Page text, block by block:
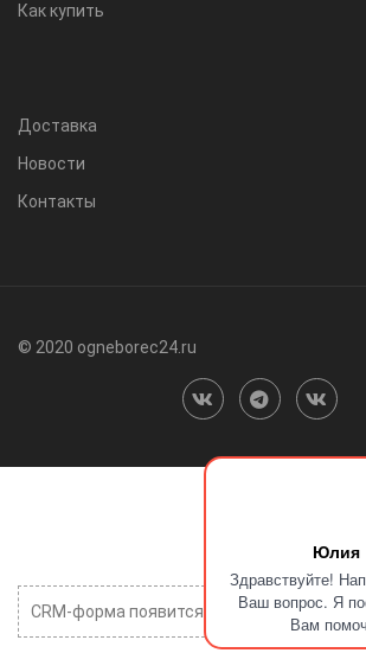
Юлия
Здравствуйте!
Ваш вопрос. Я
Вам
Как купить
Доставка
Новости
Контакты
© 2020 ogneborec24.ru
CRM-форма появится здесь